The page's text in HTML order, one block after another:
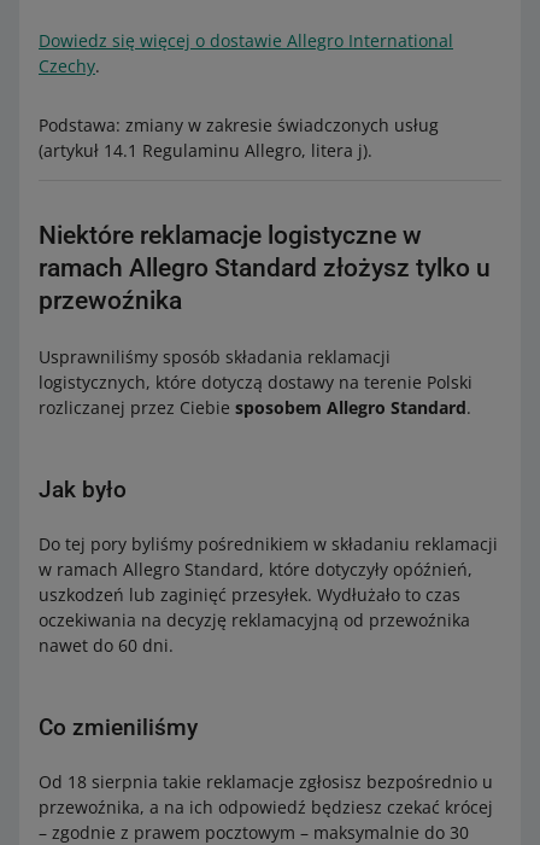
Dowiedz się więcej o dostawie Allegro International
Czechy.
Podstawa: zmiany w zakresie świadczonych usług
(artykuł 14.1 Regulaminu Allegro, litera j).
Niektóre reklamacje logistyczne w
ramach Allegro Standard złożysz tylko u
przewoźnika
Usprawniliśmy sposób składania reklamacji
logistycznych, które dotyczą dostawy na terenie Polski
rozliczanej przez Ciebie sposobem Allegro Standard.
Jak było
Do tej pory byliśmy pośrednikiem w składaniu reklamacji
w ramach Allegro Standard, które dotyczyły opóźnień,
uszkodzeń lub zaginięć przesyłek. Wydłużało to czas
oczekiwania na decyzję reklamacyjną od przewoźnika
nawet do 60 dni.
Co zmieniliśmy
Od 18 sierpnia takie reklamacje zgłosisz bezpośrednio u
przewoźnika, a na ich odpowiedź będziesz czekać krócej
– zgodnie z prawem pocztowym – maksymalnie do 30